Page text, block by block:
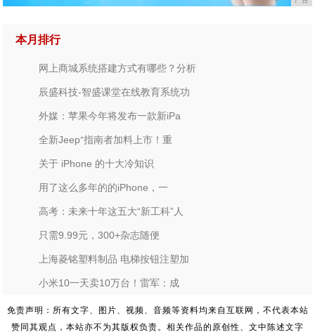
本月排行
网上商城系统搭建方式有哪些？分析
辰盛科技-智盛课堂在线教育系统功
外媒：苹果今年将发布一款新iPa
全新Jeep⁺指南者加料上市！重
关于 iPhone 的十大冷知识
用了这么多年的的iPhone，一
高考：未来十年这五大“新工科”人
只需9.99元，300+杂志随便
上海菱铭塑料制品 电梯按钮注塑加
小米10一天卖10万台！雷军：成
免责声明：所有文字、图片、视频、音频等资料均来自互联网，不代表本站
赞同其观点，本站亦不为其版权负责。相关作品的原创性、文中陈述文字